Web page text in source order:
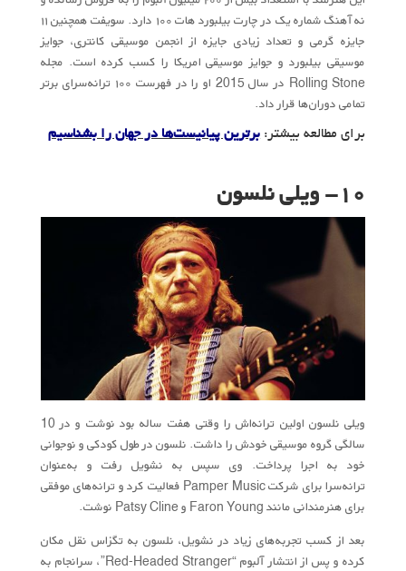
نه آهنگ شماره یک در چارت بیلبورد هات ۱۰۰ دارد. سویفت همچنین ۱۱
جایزه گرمی و تعداد زیادی جایزه از انجمن موسیقی کانتری، جوایز
موسیقی بیلبورد و جوایز موسیقی امریکا را کسب کرده است. مجله
Rolling Stone در سال 2015 او را در فهرست ۱۰۰ ترانه‌سرای برتر
تمامی دوران‌ها قرار داد.
برای مطالعه بیشتر: برترین پیانیست‌ها در جهان را بشناسیم
۱۰- ویلی نلسون
ویلی نلسون اولین ترانه‌اش را وقتی هفت ساله بود نوشت و در 10
سالگی گروه موسیقی خودش را داشت. نلسون در طول کودکی و نوجوانی
خود به اجرا پرداخت. وی سپس به نشویل رفت و به‌عنوان
ترانه‌سرا برای شرکت Pamper Music فعالیت کرد و ترانه‌های موفقی
برای هنرمندانی مانند Faron Young و Patsy Cline نوشت.
بعد از کسب تجربه‌های زیاد در نشویل، نلسون به تگزاس نقل مکان
کرده و پس از انتشار آلبوم “Red-Headed Stranger”، سرانجام به